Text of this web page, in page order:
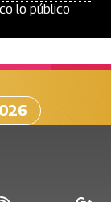
lo público